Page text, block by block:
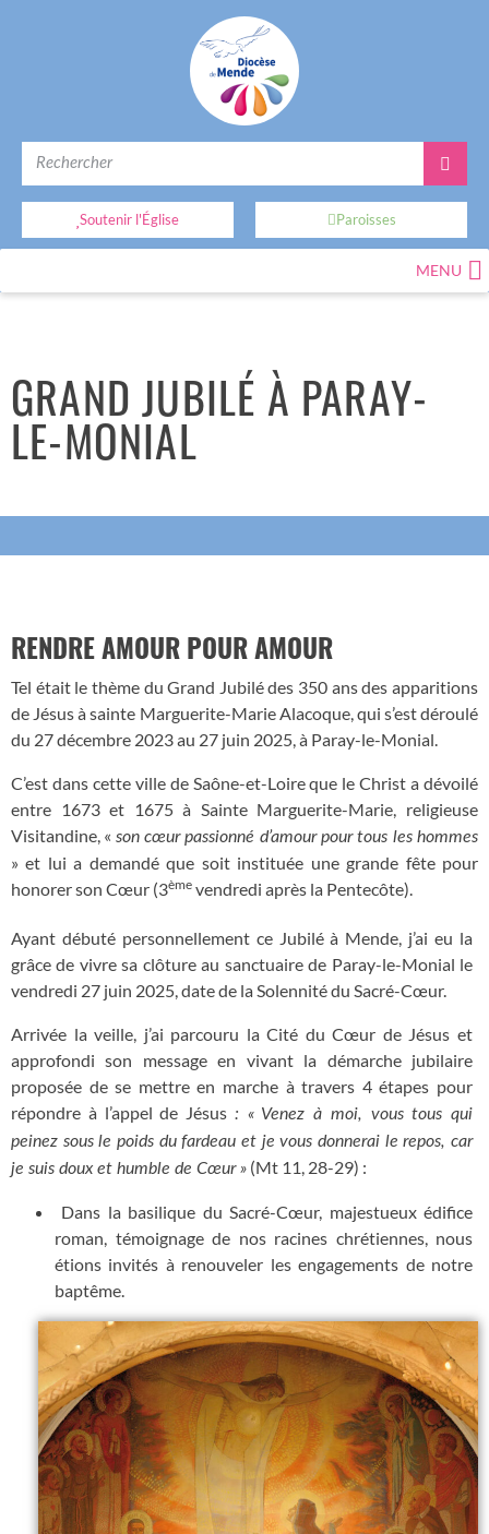
Soutenir l'Église Paroisses
MENU
GRAND JUBILÉ À PARAY-
LE-MONIAL
RENDRE AMOUR POUR AMOUR
Tel était le thème du Grand Jubilé des 350 ans des apparitions
de Jésus à sainte Marguerite-Marie Alacoque, qui s’est déroulé
du 27 décembre 2023 au 27 juin 2025, à Paray-le-Monial.
C’est dans cette ville de Saône-et-Loire que le Christ a dévoilé
entre 1673 et 1675 à Sainte Marguerite-Marie, religieuse
Visitandine, « son cœur passionné d’amour pour tous les hommes
» et lui a demandé que soit instituée une grande fête pour
honorer son Cœur (3ème vendredi après la Pentecôte).
Ayant débuté personnellement ce Jubilé à Mende, j’ai eu la
grâce de vivre sa clôture au sanctuaire de Paray-le-Monial le
vendredi 27 juin 2025, date de la Solennité du Sacré-Cœur.
Arrivée la veille, j’ai parcouru la Cité du Cœur de Jésus et
approfondi son message en vivant la démarche jubilaire
proposée de se mettre en marche à travers 4 étapes pour
répondre à l’appel de Jésus : « Venez à moi, vous tous qui
peinez sous le poids du fardeau et je vous donnerai le repos, car
je suis doux et humble de Cœur » (Mt 11, 28-29) :
Dans la basilique du Sacré-Cœur, majestueux édifice
roman, témoignage de nos racines chrétiennes, nous
étions invités à renouveler les engagements de notre
baptême.